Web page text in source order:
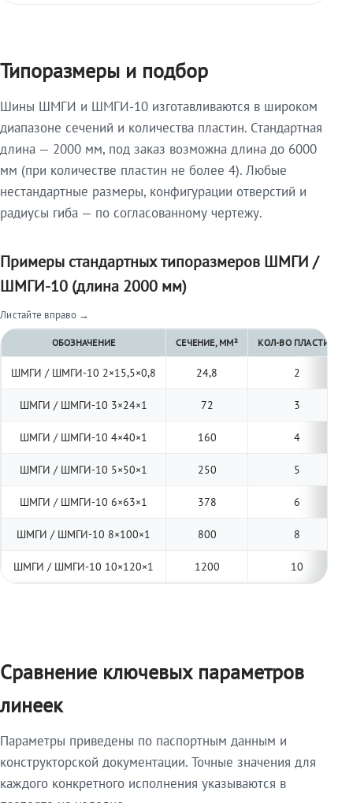
Типоразмеры и подбор
Шины ШМГИ и ШМГИ-10 изготавливаются в широком
диапазоне сечений и количества пластин. Стандартная
длина — 2000 мм, под заказ возможна длина до 6000
мм (при количестве пластин не более 4). Любые
нестандартные размеры, конфигурации отверстий и
радиусы гиба — по согласованному чертежу.
Примеры стандартных типоразмеров ШМГИ /
ШМГИ-10 (длина 2000 мм)
Листайте вправо →
ОБОЗНАЧЕНИЕ СЕЧЕНИЕ, ММ² КОЛ-ВО ПЛАСТИН
ШМГИ / ШМГИ-10 2×15,5×0,8 24,8 2
ШМГИ / ШМГИ-10 3×24×1 72 3
ШМГИ / ШМГИ-10 4×40×1 160 4
ШМГИ / ШМГИ-10 5×50×1 250 5
ШМГИ / ШМГИ-10 6×63×1 378 6
ШМГИ / ШМГИ-10 8×100×1 800 8
ШМГИ / ШМГИ-10 10×120×1 1200 10
Сравнение ключевых параметров
линеек
Параметры приведены по паспортным данным и
конструкторской документации. Точные значения для
каждого конкретного исполнения указываются в